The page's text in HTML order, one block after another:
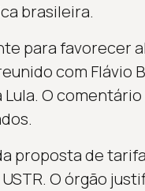
brasileira.
para favorecer
com Flávio
O comentário
proposta de
O órgão